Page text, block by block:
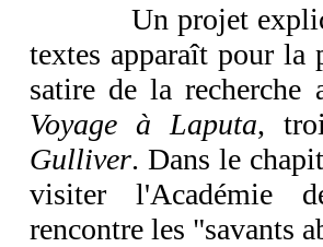
Un projet explicite
textes apparaît pour la
satire de la recherche
Voyage à Laputa,
Gulliver. Dans le
visiter l'Académie
rencontre les "savants